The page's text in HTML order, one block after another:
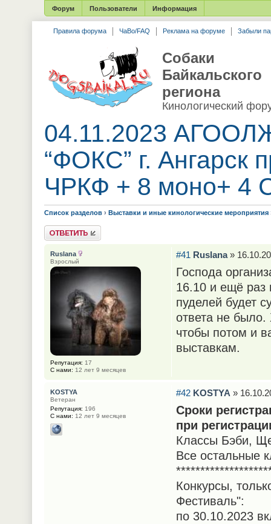
Форум Пользователи Информация
Правила форума ЧаВо/FAQ Реклама на форуме Забыли
Собаки
Байкальского
региона
Кинологический
04.11.2023
“ФОКС” г. Ангарск
ЧРКФ + 8 моно+ 4
Список разделов › Выставки и иные кинологические мероприятия
Ответить
#41 Ruslana»
Господа
16.10 и ещё раз
пуделей будет
ответа не было.
чтобы потом и
выставкам.
Ruslana
Взрослый
Репутация: 17
С нами: 12 лет 9 месяцев
#42 KOSTYA »
Сроки
при
Классы Бэби,
Все остальные
Конкурсы,
Фестиваль":
по 30.10.2023
KOSTYA
Ветеран
Репутация: 196
С нами: 12 лет 9 месяцев